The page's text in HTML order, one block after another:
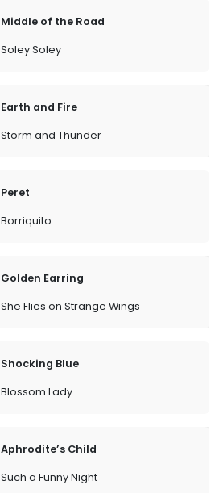
Middle of the Road
Soley Soley
Earth and Fire
Storm and Thunder
Peret
Borriquito
Golden Earring
She Flies on Strange Wings
Shocking Blue
Blossom Lady
Aphrodite’s Child
Such a Funny Night